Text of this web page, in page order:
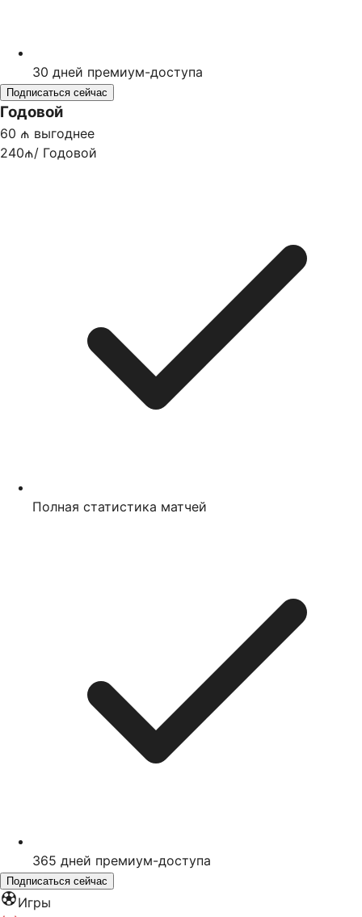
30 дней премиум-доступа
Подписаться сейчас
Годовой
60 ₼ выгоднее
240₼/ Годовой
Полная статистика матчей
365 дней премиум-доступа
Подписаться сейчас
Игры